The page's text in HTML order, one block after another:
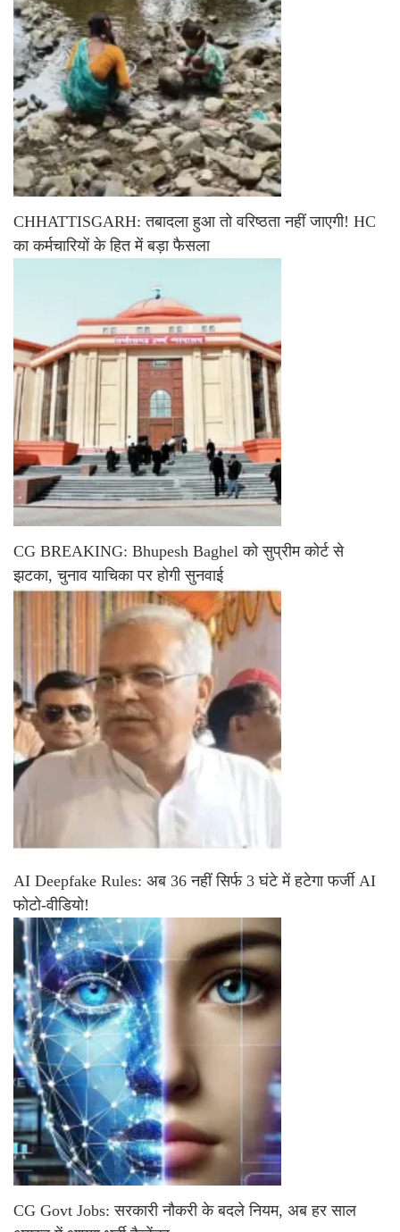
CHHATTISGARH: तबादला हुआ तो वरिष्ठता नहीं जाएगी! HC
का कर्मचारियों के हित में बड़ा फैसला
CG BREAKING: Bhupesh Baghel को सुप्रीम कोर्ट से
झटका, चुनाव याचिका पर होगी सुनवाई
AI Deepfake Rules: अब 36 नहीं सिर्फ 3 घंटे में हटेगा फर्जी AI
फोटो-वीडियो!
CG Govt Jobs: सरकारी नौकरी के बदले नियम, अब हर साल